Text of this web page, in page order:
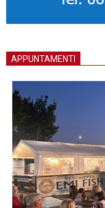
APPUNTAMENTI